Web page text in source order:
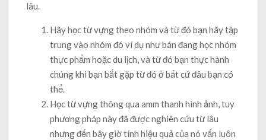
lâu.
Hãy học từ vựng theo nhóm và từ đó bạn hãy tập
trung vào nhóm đó ví dụ như bán đang học nhóm
thực phẩm hoặc du lịch, và từ đó bạn thực hành
chúng khi bạn bắt gặp từ đó ở bất cứ đâu bạn có
thể.
Học từ vựng thông qua amm thanh hình ảnh, tuy
phương pháp này đã được nghiên cứu từ lâu
nhưng đến bây giờ tính hiệu quả của nó vấn luôn